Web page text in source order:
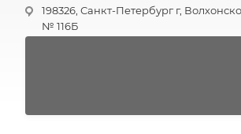
198326, Санкт-Петербург г,
№ 116Б